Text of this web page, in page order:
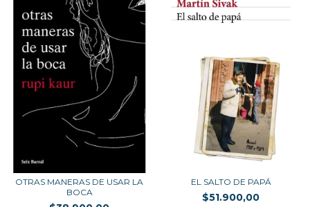
OTRAS MANERAS DE USAR LA
BOCA
EL SALTO DE PAPÁ
$51.900,00